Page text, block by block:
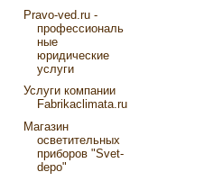
Pravo-ved.ru -
профессиональ
ные
юридические
услуги
Услуги компании
Fabrikaclimata.ru
Магазин
осветительных
приборов "Svet-
depo"